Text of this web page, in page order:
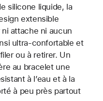
silicone liquide, la
extensible
attache ni aucun
ultra-confortable et
ou à retirer. Un
au bracelet une
à l’eau et à la
à peu près partout